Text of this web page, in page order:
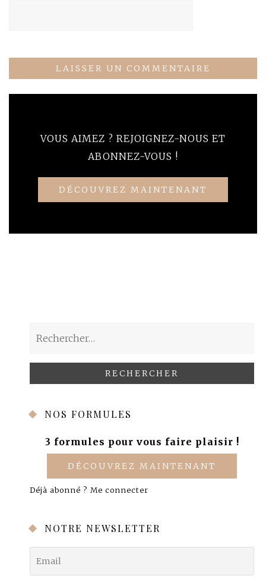
VOUS AIMEZ ? REJOIGNEZ-NOUS ET
ABONNEZ-VOUS !
DÉCOUVREZ MAINTENANT
Rechercher :
NOS FORMULES
3 formules pour vous faire plaisir !
DÉCOUVREZ MAINTENANT
Déjà abonné ? Me connecter
NOTRE NEWSLETTER